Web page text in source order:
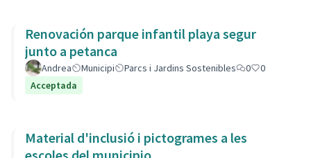
Renovación parque infantil playa segur
junto a petanca
Andrea Municipi Parcs i Jardins Sostenibles 0
0
Acceptada
Material d'inclusió i pictogrames a les